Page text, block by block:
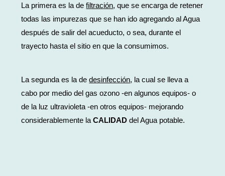
La primera es la defiltración, que se encarga de retener
todas las impurezas que se han ido agregando al Agua
después de salir del acueducto, o sea, durante el
trayecto hasta el sitio en que la consumimos.
La segunda es la dedesinfección, la cual se lleva a
cabo por medio del gas ozono -en algunos equipos- o
de la luz ultravioleta -en otros equipos- mejorando
considerablemente laCALIDAD del Agua potable.